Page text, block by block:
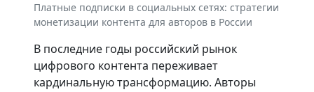
Платные подписки в социальных сетях: стратегии
монетизации контента для авторов в России
В последние годы российский рынок
цифрового контента переживает
кардинальную трансформацию. Авторы